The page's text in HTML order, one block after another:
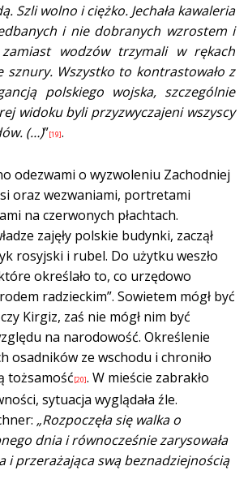
Szli wolno i ciężko. Jechała kawaleria
i nie dobranych wzrostem i
wodzów trzymali w rękach
sznury. Wszystko to kontrastowało z
polskiego wojska, szczególnie
widoku byli przyzwyczajeni wszyscy
(…)”[19].
odezwami o wyzwoleniu Zachodniej
oraz wezwaniami, portretami
na czerwonych płachtach.
zajęły polskie budynki, zaczął
rosyjski i rubel. Do użytku weszło
określało to, co urzędowo
radzieckim”. Sowietem mógł być
Kirgiz, zaś nie mógł nim być
na narodowość. Określenie
osadników ze wschodu i chroniło
tożsamość[20]. W mieście zabrakło
sytuacja wyglądała źle.
„Rozpoczęła się walka o
dnia i równocześnie zarysowała
i przerażająca swą beznadziejnością